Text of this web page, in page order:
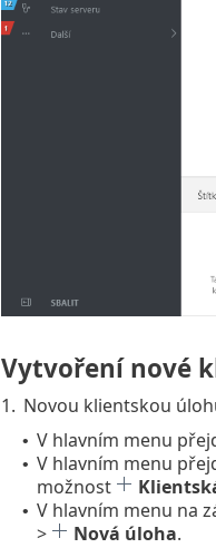
Vytvoření nové
1. Novou klientskou
• V hlavním menu
• V hlavním menu
možnost
• V hlavním menu na
>
Nová úloha.